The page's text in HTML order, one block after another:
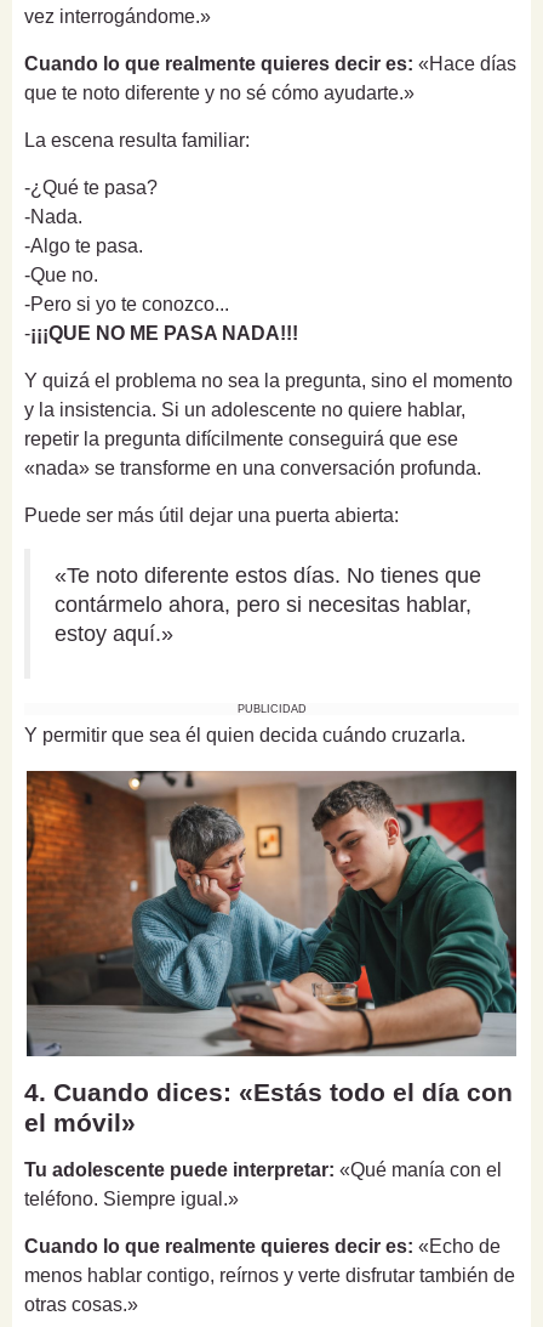
vez interrogándome.»
Cuando lo que realmente quieres decir es: «Hace días
que te noto diferente y no sé cómo ayudarte.»
La escena resulta familiar:
-¿Qué te pasa?
-Nada.
-Algo te pasa.
-Que no.
-Pero si yo te conozco...
-¡¡¡QUE NO ME PASA NADA!!!
Y quizá el problema no sea la pregunta, sino el momento
y la insistencia. Si un adolescente no quiere hablar,
repetir la pregunta difícilmente conseguirá que ese
«nada» se transforme en una conversación profunda.
Puede ser más útil dejar una puerta abierta:
«Te noto diferente estos días. No tienes que
contármelo ahora, pero si necesitas hablar,
estoy aquí.»
PUBLICIDAD
Y permitir que sea él quien decida cuándo cruzarla.
4. Cuando dices: «Estás todo el día con
el móvil»
Tu adolescente puede interpretar: «Qué manía con el
teléfono. Siempre igual.»
Cuando lo que realmente quieres decir es: «Echo de
menos hablar contigo, reírnos y verte disfrutar también de
otras cosas.»